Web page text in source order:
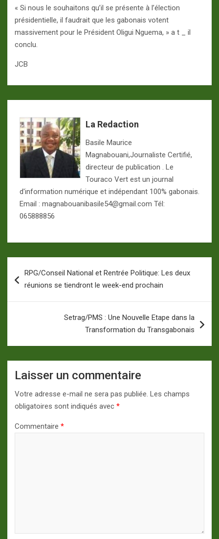
« Si nous le souhaitons qu’il se présente à l’élection
présidentielle, il faudrait que les gabonais votent
massivement pour le Président Oligui Nguema, » a t _ il
conclu.
JCB
La Redaction
Basile Maurice
Magnabouani,Journaliste Certifié,
directeur de publication . Le
Touraco Vert est un journal
d'information numérique et indépendant 100% gabonais.
Email : magnabouanibasile54@gmail.com Tél:
065888856
de
RPG/Conseil National et Rentrée Politique: Les deux
réunions se tiendront le week-end prochain
Setrag/PMS : Une Nouvelle Etape dans la
Transformation du Transgabonais
Laisser un commentaire
Votre adresse e-mail ne sera pas publiée. Les champs
obligatoires sont indiqués avec *
Commentaire *